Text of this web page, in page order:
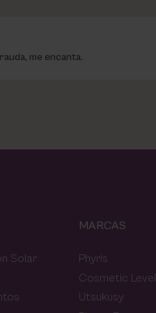
me encanta.
Solar
MARCAS
Phyris
Cosmetic Level
Utsukusy